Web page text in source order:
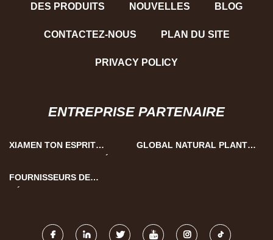
DES PRODUITS NOUVELLES BLOG
CONTACTEZ-NOUS PLAN DU SITE
PRIVACY POLICY
ENTREPRISE PARTENAIRE
XIAMEN TON ESPRIT
GLOBAL NATURAL PLANTE
FOURNISSEURS DE